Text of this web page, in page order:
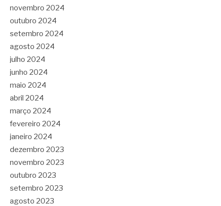
novembro 2024
outubro 2024
setembro 2024
agosto 2024
julho 2024
junho 2024
maio 2024
abril 2024
março 2024
fevereiro 2024
janeiro 2024
dezembro 2023
novembro 2023
outubro 2023
setembro 2023
agosto 2023